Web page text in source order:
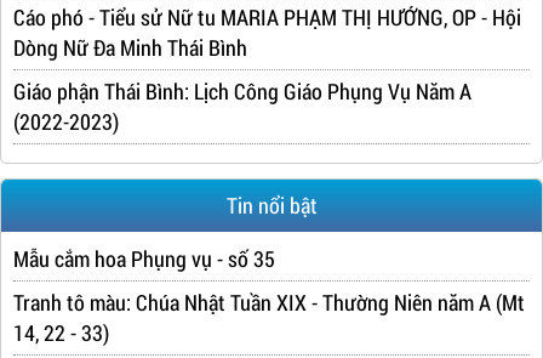
Cáo phó - Tiểu sử Nữ tu MARIA PHẠM THỊ HƯỚNG, OP - Hội
Dòng Nữ Đa Minh Thái Bình
Giáo phận Thái Bình: Lịch Công Giáo Phụng Vụ Năm A
(2022-2023)
Tin nổi bật
Mẫu cắm hoa Phụng vụ - số 35
Tranh tô màu: Chúa Nhật Tuần XIX - Thường Niên năm A (Mt
14, 22 - 33)